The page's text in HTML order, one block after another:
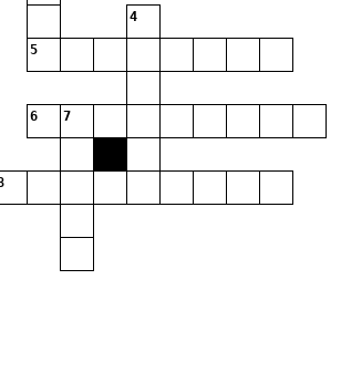
4
5
6 7